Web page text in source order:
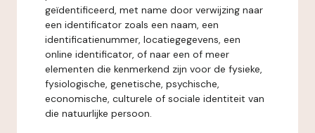
geïdentificeerd, met name door verwijzing naar
een identificator zoals een naam, een
identificatienummer, locatiegegevens, een
online identificator, of naar een of meer
elementen die kenmerkend zijn voor de fysieke,
fysiologische, genetische, psychische,
economische, culturele of sociale identiteit van
die natuurlijke persoon.